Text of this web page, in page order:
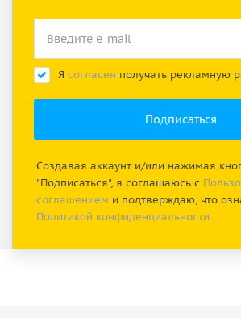
Я согласен получать рекламную
Создавая аккаунт и/или нажимая
"Подписаться", я соглашаюсь с
соглашением и подтверждаю, что
Политикой конфиденциальности